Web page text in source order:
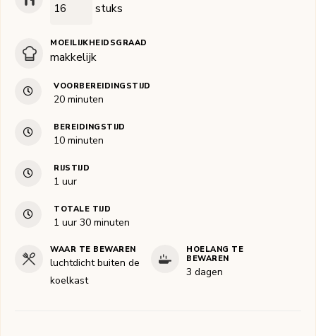
stuks
MOEILIJKHEIDSGRAAD
makkelijk
VOORBEREIDINGSTIJD
20minuten
minuten
BEREIDINGSTIJD
10minuten
minuten
RIJSTIJD
1 uur
uur
TOTALE TIJD
1 uur
uur 30minuten
minuten
WAAR TE BEWAREN
luchtdicht buiten de
koelkast
HOELANG TE
BEWAREN
3 dagen